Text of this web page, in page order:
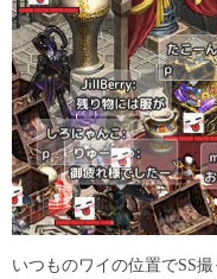
いつものワイの位置でSS撮